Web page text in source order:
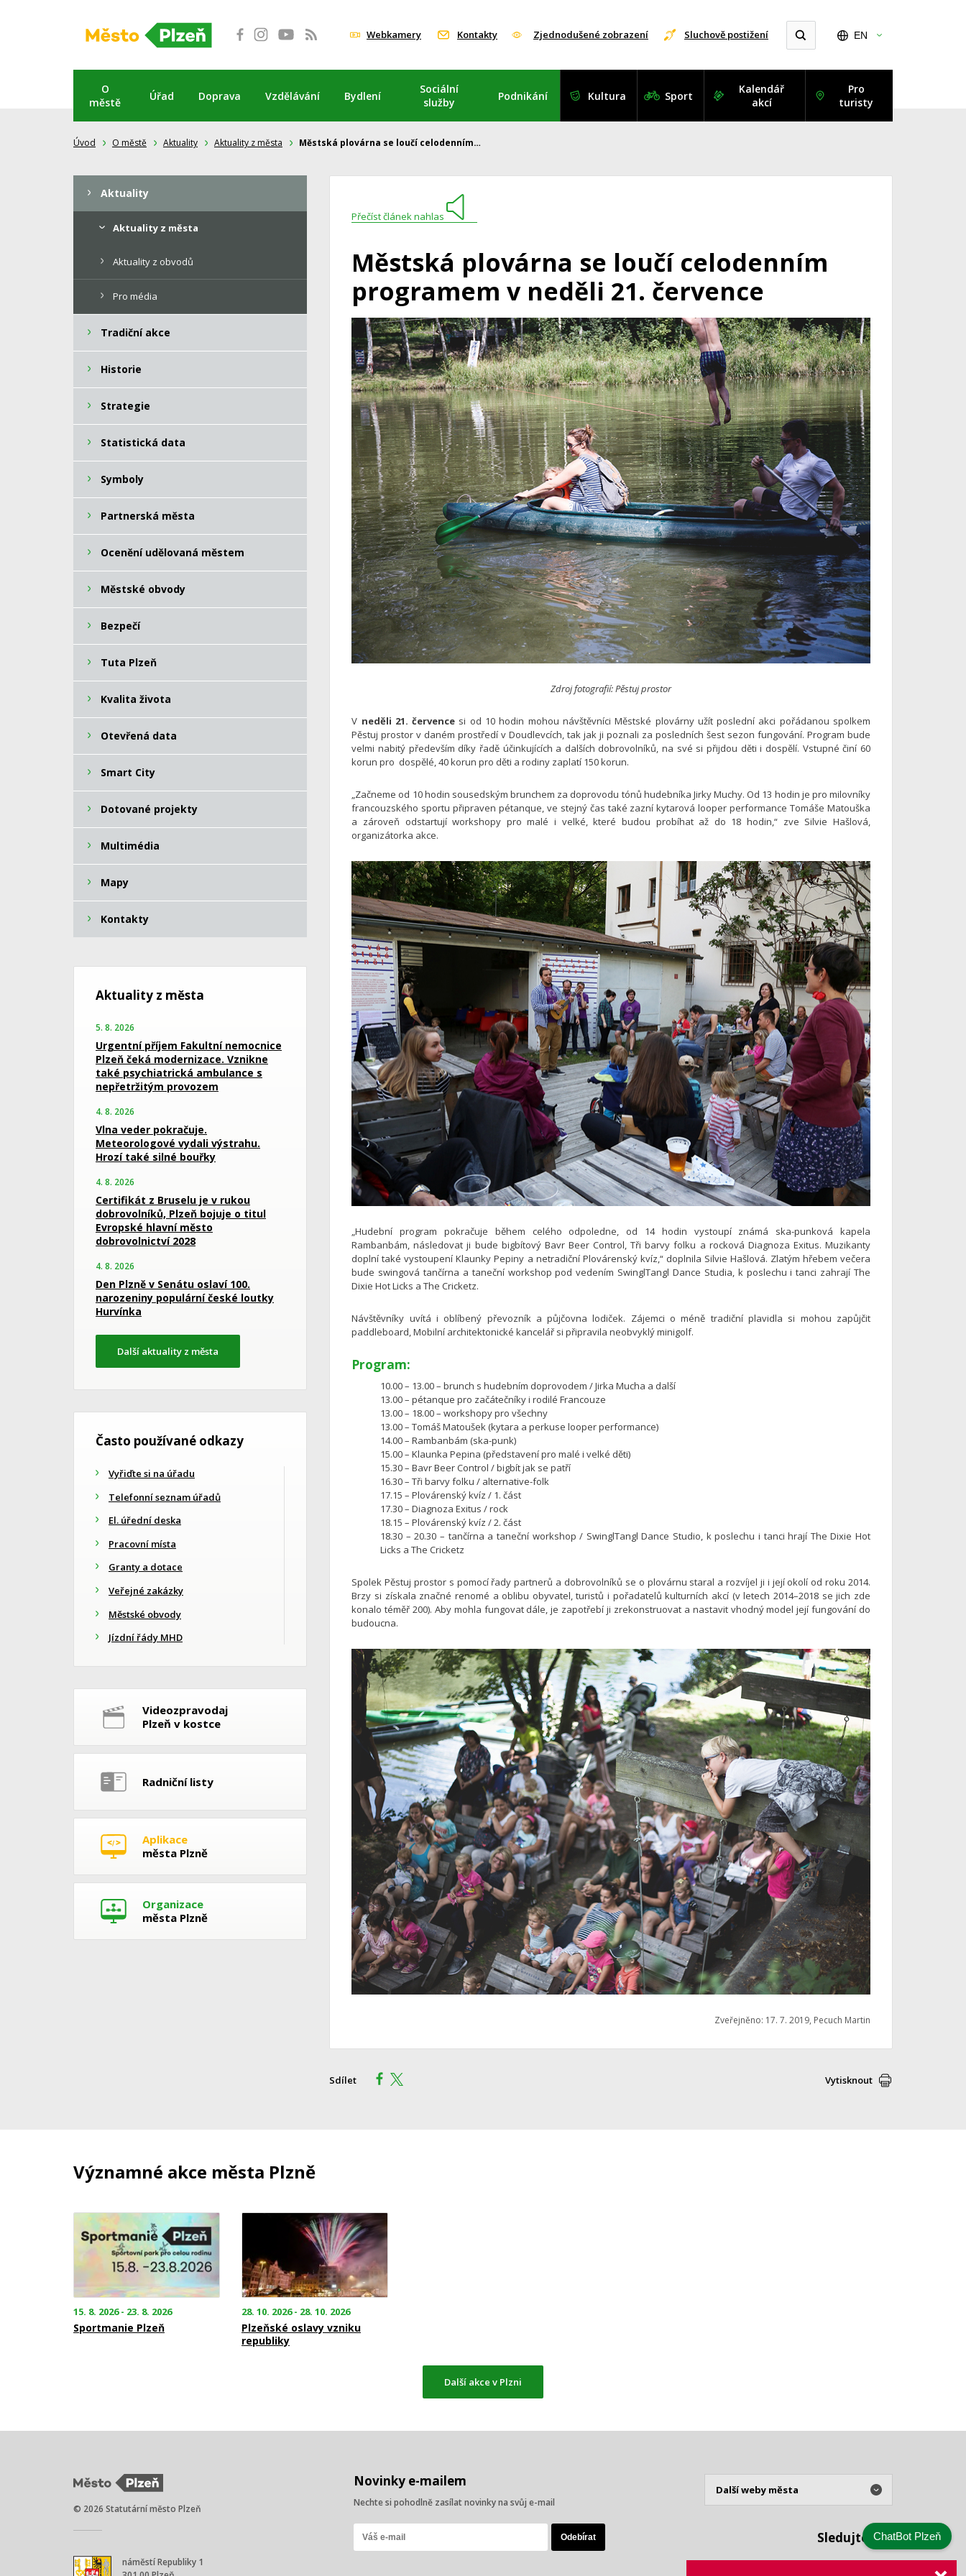
Webkamery Kontakty Zjednodušené zobrazení Sluchově postižení EN
O
městě
Úřad Doprava Vzdělávání Bydlení
Sociální
služby
Podnikání Kultura Sport
Kalendář
akcí
Pro
turisty
Úvod O městě Aktuality Aktuality z města Městská plovárna se loučí celodenním…
Přečíst článek nahlas
Městská plovárna se loučí celodenním
programem v neděli 21. července
Zdroj fotografií: Pěstuj prostor
V neděli 21. července si od 10 hodin mohou návštěvníci Městské plovárny užít poslední akci pořádanou spolkem
Pěstuj prostor v daném prostředí v Doudlevcích, tak jak ji poznali za posledních šest sezon fungování. Program bude
velmi nabitý především díky řadě účinkujících a dalších dobrovolníků, na své si přijdou děti i dospělí. Vstupné činí 60
korun pro dospělé, 40 korun pro děti a rodiny zaplatí 150 korun.
„Začneme od 10 hodin sousedským brunchem za doprovodu tónů hudebníka Jirky Muchy. Od 13 hodin je pro milovníky
francouzského sportu připraven pétanque, ve stejný čas také zazní kytarová looper performance Tomáše Matouška
a zároveň odstartují workshopy pro malé i velké, které budou probíhat až do 18 hodin,“ zve Silvie Hašlová,
organizátorka akce.
„Hudební program pokračuje během celého odpoledne, od 14 hodin vystoupí známá ska-punková kapela
Rambanbám, následovat ji bude bigbítový Bavr Beer Control, Tři barvy folku a rocková Diagnoza Exitus. Muzikanty
doplní také vystoupení Klaunky Pepiny a netradiční Plovárenský kvíz,“ doplnila Silvie Hašlová. Zlatým hřebem večera
bude swingová tančírna a taneční workshop pod vedením SwinglTangl Dance Studia, k poslechu i tanci zahrají The
Dixie Hot Licks a The Cricketz.
Návštěvníky uvítá i oblíbený převozník a půjčovna lodiček. Zájemci o méně tradiční plavidla si mohou zapůjčit
paddleboard, Mobilní architektonické kancelář si připravila neobvyklý minigolf.
Program:
10.00 – 13.00 – brunch s hudebním doprovodem / Jirka Mucha a další
13.00 – pétanque pro začátečníky i rodilé Francouze
13.00 – 18.00 – workshopy pro všechny
13.00 – Tomáš Matoušek (kytara a perkuse looper performance)
14.00 – Rambanbám (ska-punk)
15.00 – Klaunka Pepina (představení pro malé i velké děti)
15.30 – Bavr Beer Control / bigbít jak se patří
16.30 – Tři barvy folku / alternative-folk
17.15 – Plovárenský kvíz / 1. část
17.30 – Diagnoza Exitus / rock
18.15 – Plovárenský kvíz / 2. část
18.30 – 20.30 – tančírna a taneční workshop / SwinglTangl Dance Studio, k poslechu i tanci hrají The Dixie Hot
Licks a The Cricketz
Spolek Pěstuj prostor s pomocí řady partnerů a dobrovolníků se o plovárnu staral a rozvíjel ji i její okolí od roku 2014.
Brzy si získala značné renomé a oblibu obyvatel, turistů i pořadatelů kulturních akcí (v letech 2014–2018 se jich zde
konalo téměř 200). Aby mohla fungovat dále, je zapotřebí ji zrekonstruovat a nastavit vhodný model její fungování do
budoucna.
Zveřejněno: 17. 7. 2019, Pecuch Martin
Sdílet Vytisknout
Aktuality
Aktuality z města
Aktuality z obvodů
Pro média
Tradiční akce
Historie
Strategie
Statistická data
Symboly
Partnerská města
Ocenění udělovaná městem
Městské obvody
Bezpečí
Tuta Plzeň
Kvalita života
Otevřená data
Smart City
Dotované projekty
Multimédia
Mapy
Kontakty
Aktuality z města
5. 8. 2026
Urgentní příjem Fakultní nemocnice
Plzeň čeká modernizace. Vznikne
také psychiatrická ambulance s
nepřetržitým provozem
4. 8. 2026
Vlna veder pokračuje.
Meteorologové vydali výstrahu.
Hrozí také silné bouřky
4. 8. 2026
Certifikát z Bruselu je v rukou
dobrovolníků, Plzeň bojuje o titul
Evropské hlavní město
dobrovolnictví 2028
4. 8. 2026
Den Plzně v Senátu oslaví 100.
narozeniny populární české loutky
Hurvínka
Další aktuality z města
Často používané odkazy
Vyřiďte si na úřadu
Telefonní seznam úřadů
El. úřední deska
Pracovní místa
Granty a dotace
Veřejné zakázky
Městské obvody
Jízdní řády MHD
Videozpravodaj
Plzeň v kostce
Radniční listy
Aplikace
města Plzně
Organizace
města Plzně
Významné akce města Plzně
15. 8. 2026 - 23. 8. 2026
Sportmanie Plzeň
28. 10. 2026 - 28. 10. 2026
Plzeňské oslavy vzniku
republiky
Další akce v Plzni
Novinky e-mailem
Nechte si pohodlně zasílat novinky na svůj e-mail
Sledujte nás
© 2026 Statutární město Plzeň
náměstí Republiky 1
ChatBot Plzeň